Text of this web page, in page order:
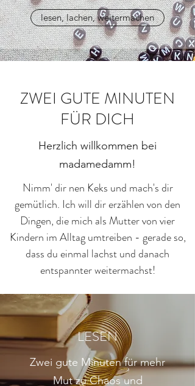
lesen, lachen, weitermachen
ZWEI GUTE MINUTEN
FÜR DICH
Herzlich willkommen bei
madamedamm!
Nimm' dir nen Keks und mach's dir
gemütlich. Ich will dir erzählen von den
Dingen, die mich als Mutter von vier
Kindern im Alltag umtreiben - gerade so,
dass du einmal lachst und danach
entspannter weitermachst!
LESEN
Zwei gute Minuten für mehr
Mut zu Chaos und